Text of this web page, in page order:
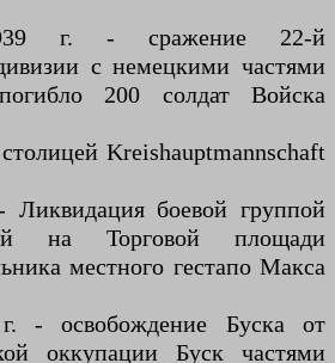
г. - сражение 22-й
с немецкими частями
200 солдат Войска
Kreishauptmannschaft
боевой группой
на Торговой площади
местного гестапо Макса
- освобождение Буска от
оккупации Буск частями